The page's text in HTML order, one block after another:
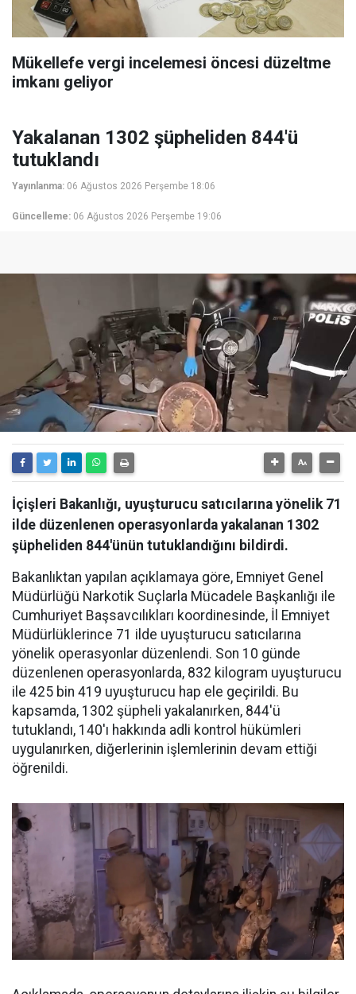
Mükellefe vergi incelemesi öncesi düzeltme
imkanı geliyor
Yakalanan 1302 şüpheliden 844'ü
tutuklandı
Yayınlanma: 06 Ağustos 2026 Perşembe 18:06
Güncelleme: 06 Ağustos 2026 Perşembe 19:06
İçişleri Bakanlığı, uyuşturucu satıcılarına yönelik 71
ilde düzenlenen operasyonlarda yakalanan 1302
şüpheliden 844'ünün tutuklandığını bildirdi.
Bakanlıktan yapılan açıklamaya göre, Emniyet Genel
Müdürlüğü Narkotik Suçlarla Mücadele Başkanlığı ile
Cumhuriyet Başsavcılıkları koordinesinde, İl Emniyet
Müdürlüklerince 71 ilde uyuşturucu satıcılarına
yönelik operasyonlar düzenlendi. Son 10 günde
düzenlenen operasyonlarda, 832 kilogram uyuşturucu
ile 425 bin 419 uyuşturucu hap ele geçirildi. Bu
kapsamda, 1302 şüpheli yakalanırken, 844'ü
tutuklandı, 140'ı hakkında adli kontrol hükümleri
uygulanırken, diğerlerinin işlemlerinin devam ettiği
öğrenildi.